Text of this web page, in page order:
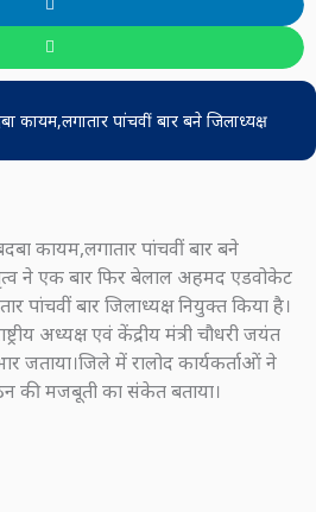
कायम,लगातार पांचवीं बार बने जिलाध्यक्ष
कायम,लगातार पांचवीं बार बने
ने एक बार फिर बेलाल अहमद एडवोकेट
पांचवीं बार जिलाध्यक्ष नियुक्त किया है।
अध्यक्ष एवं केंद्रीय मंत्री चौधरी जयंत
जताया।जिले में रालोद कार्यकर्ताओं ने
की मजबूती का संकेत बताया।